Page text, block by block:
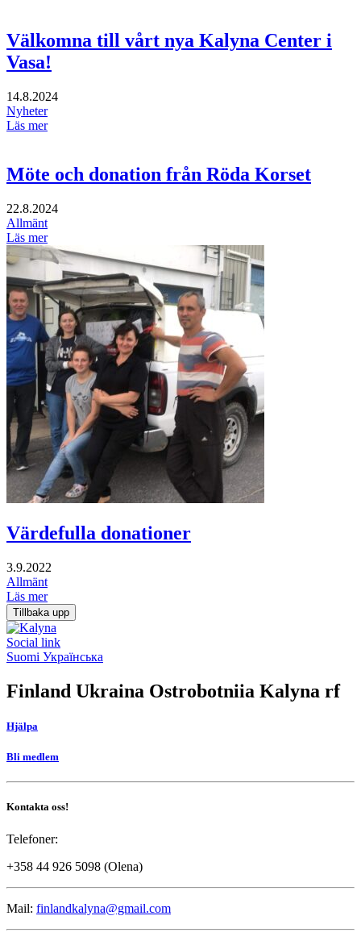
Välkomna till vårt nya Kalyna Center i
Vasa!
14.8.2024
Nyheter
Läs mer
Möte och donation från Röda Korset
22.8.2024
Allmänt
Läs mer
Värdefulla donationer
3.9.2022
Allmänt
Läs mer
Tillbaka upp
Social link
Suomi Українська
Finland Ukraina Ostrobotniia Kalyna rf
Hjälpa
Bli medlem
Kontakta oss!
Telefoner:
+358 44 926 5098 (Olena)
Mail: finlandkalyna@gmail.com